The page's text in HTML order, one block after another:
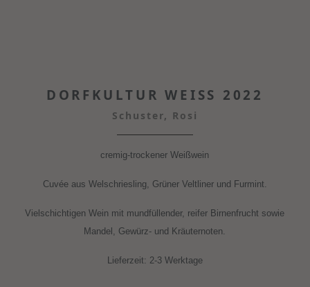
DORFKULTUR WEISS 2022
Schuster, Rosi
cremig-trockener Weißwein
Cuvée aus Welschriesling, Grüner Veltliner und Furmint.
Vielschichtigen Wein mit mundfüllender, reifer Birnenfrucht sowie
Mandel, Gewürz- und Kräuternoten.
Lieferzeit: 2-3 Werktage